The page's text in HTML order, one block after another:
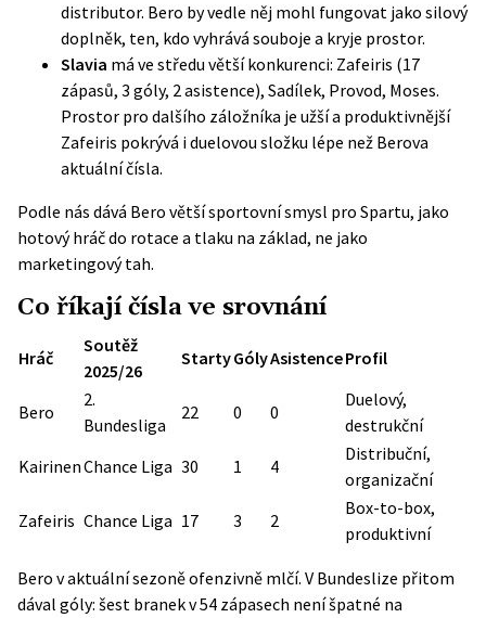
distributor. Bero by vedle něj mohl fungovat jako silový
doplněk, ten, kdo vyhrává souboje a kryje prostor.
Slavia má ve středu větší konkurenci: Zafeiris (17
zápasů, 3 góly, 2 asistence), Sadílek, Provod, Moses.
Prostor pro dalšího záložníka je užší a produktivnější
Zafeiris pokrývá i duelovou složku lépe než Berova
aktuální čísla.
Podle nás dává Bero větší sportovní smysl pro Spartu, jako
hotový hráč do rotace a tlaku na základ, ne jako
marketingový tah.
Co říkají čísla ve srovnání
Hráč
Soutěž
2025/26
StartyGólyAsistenceProfil
Bero
2.
Bundesliga
22 0 0
Duelový,
destrukční
KairinenChance Liga 30 1 4
Distribuční,
organizační
Zafeiris Chance Liga 17 3 2
Box-to-box,
produktivní
Bero v aktuální sezoně ofenzivně mlčí. V Bundeslize přitom
dával góly: šest branek v 54 zápasech není špatné na